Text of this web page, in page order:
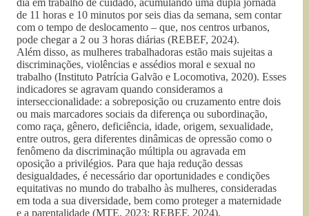
de 11 horas e 10 minutos por seis dias da semana, sem contar
com o tempo de deslocamento – que, nos centros urbanos,
pode chegar a 2 ou 3 horas diárias (REBEF, 2024).
Além disso, as mulheres trabalhadoras estão mais sujeitas a
discriminações, violências e assédios moral e sexual no
trabalho (Instituto Patrícia Galvão e Locomotiva, 2020). Esses
indicadores se agravam quando consideramos a
interseccionalidade: a sobreposição ou cruzamento entre dois
ou mais marcadores sociais da diferença ou subordinação,
como raça, gênero, deficiência, idade, origem, sexualidade,
entre outros, gera diferentes dinâmicas de opressão como o
fenômeno da discriminação múltipla ou agravada em
oposição a privilégios. Para que haja redução dessas
desigualdades, é necessário dar oportunidades e condições
equitativas no mundo do trabalho às mulheres, consideradas
em toda a sua diversidade, bem como proteger a maternidade
e a parentalidade (MTE, 2023; REBEF, 2024).